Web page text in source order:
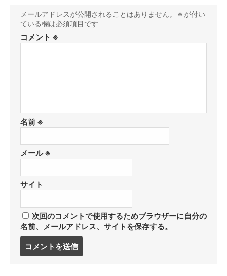
メールアドレスが公開されることはありません。 ※ が付い
ている欄は必須項目です
コメント ※
名前 ※
メール※
サイト
次回のコメントで使用するためブラウザーに自分の
名前、メールアドレス、サイトを保存する。